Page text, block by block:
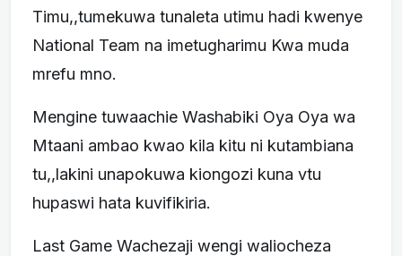
Timu,,tumekuwa tunaleta utimu hadi kwenye
National Team na imetugharimu Kwa muda
mrefu mno.
Mengine tuwaachie Washabiki Oya Oya wa
Mtaani ambao kwao kila kitu ni kutambiana
tu,,lakini unapokuwa kiongozi kuna vtu
hupaswi hata kuvifikiria.
Last Game Wachezaji wengi waliocheza